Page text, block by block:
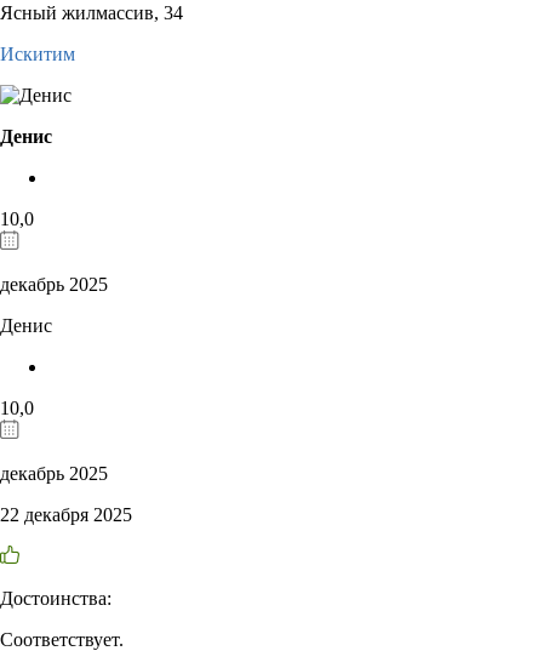
Ясный жилмассив, 34
Искитим
Денис
10,0
декабрь 2025
Денис
10,0
декабрь 2025
22 декабря 2025
Достоинства:
Соответствует.